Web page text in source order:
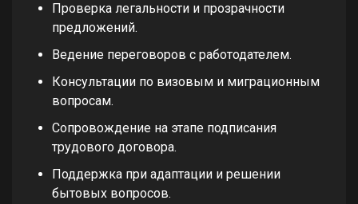
Проверка легальности и прозрачности
предложений.
Ведение переговоров с работодателем.
Консультации по визовым и миграционным
вопросам.
Сопровождение на этапе подписания
трудового договора.
Поддержка при адаптации и решении
бытовых вопросов.